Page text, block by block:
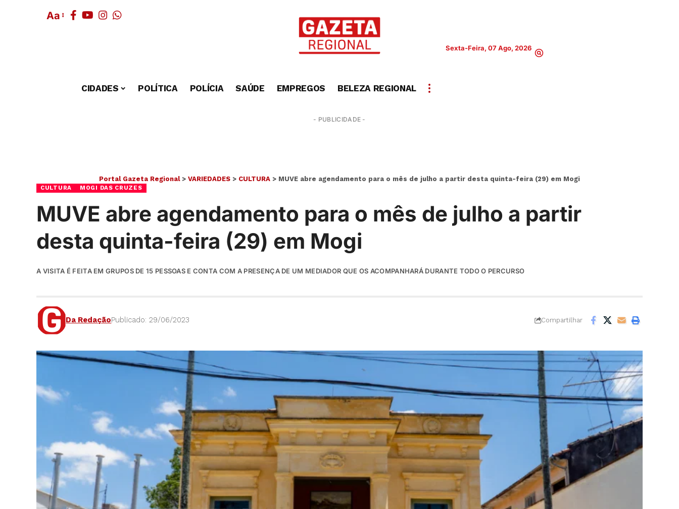
Aa
Sexta-Feira, 07 Ago, 2026
CIDADES POLÍTICA POLÍCIA SAÚDE EMPREGOS BELEZA REGIONAL
- PUBLICIDADE -
Portal Gazeta Regional> VARIEDADES > CULTURA > MUVE abre agendamento para o mês de julho a partir desta quinta-feira (29) em Mogi
CULTURA MOGI DAS CRUZES
MUVE abre agendamento para o mês de julho a partir
desta quinta-feira (29) em Mogi
A VISITA É FEITA EM GRUPOS DE 15 PESSOAS E CONTA COM A PRESENÇA DE UM MEDIADOR QUE OS ACOMPANHARÁ DURANTE TODO O PERCURSO
Da RedaçãoPublicado: 29/06/2023 Compartilhar